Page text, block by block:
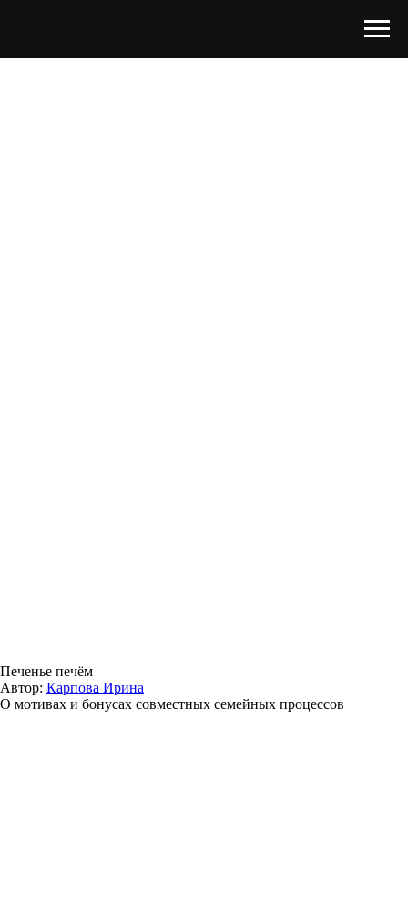
Печенье печём
Автор: Карпова Ирина
О мотивах и бонусах совместных семейных процессов